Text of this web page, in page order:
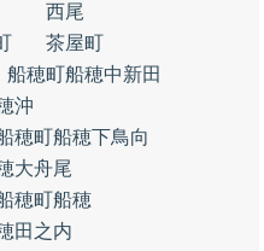
西尾
茶屋町
船穂町船穂中新田
沖
穂町船穂下鳥向
大舟尾
穂町船穂
田之内